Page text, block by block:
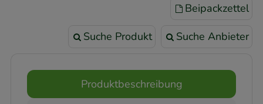
Beipackzettel
Suche Produkt Suche Anbieter
Produktbeschreibung